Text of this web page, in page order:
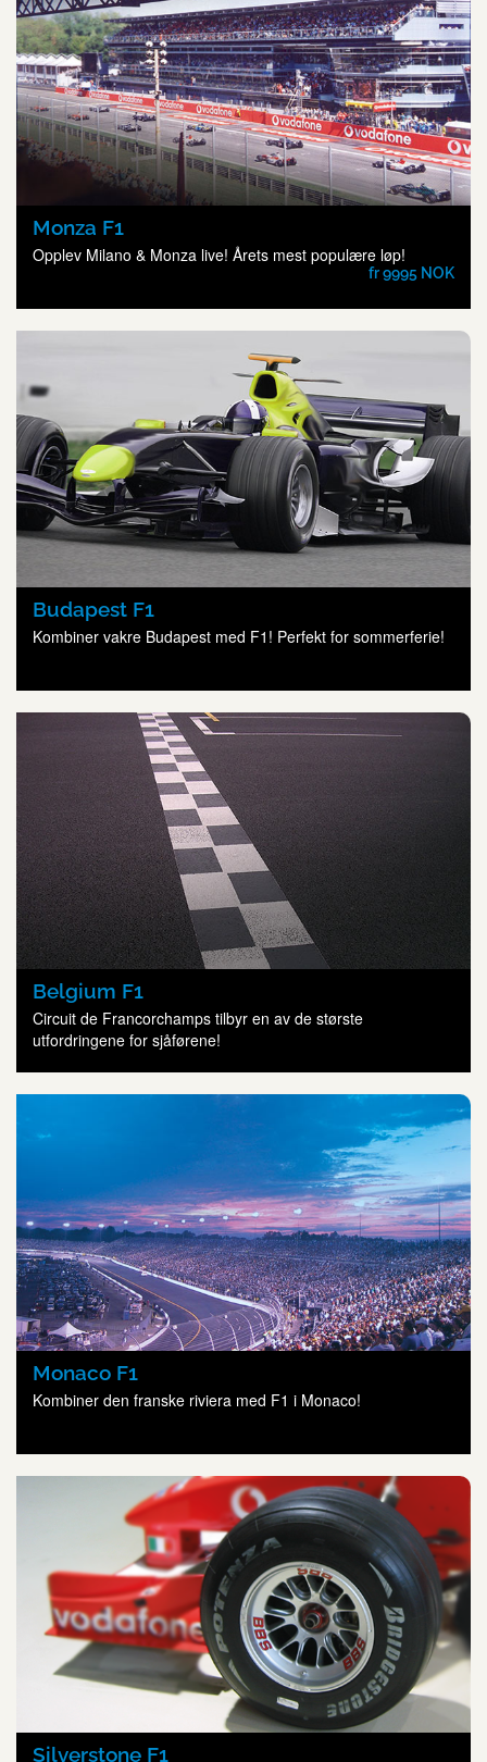
Monza F1
Opplev Milano & Monza live! Årets mest populære løp!
fr 9995 NOK
Budapest F1
Kombiner vakre Budapest med F1! Perfekt for sommerferie!
Belgium F1
Circuit de Francorchamps tilbyr en av de største
utfordringene for sjåførene!
Monaco F1
Kombiner den franske riviera med F1 i Monaco!
Silverstone F1